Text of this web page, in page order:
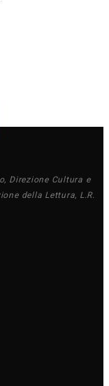
Direzione Cultura e
della Lettura, L.R.